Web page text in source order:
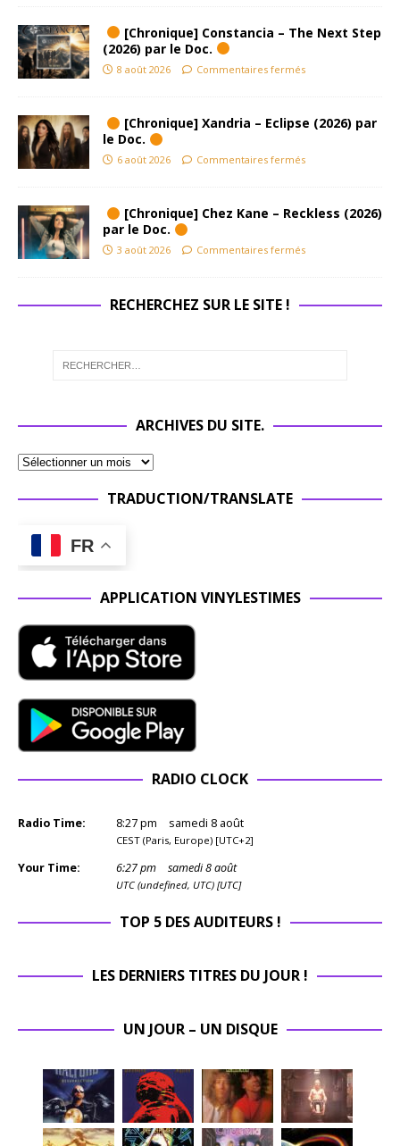
[Chronique] Constancia – The Next Step
(2026) par le Doc.
8 août 2026 Commentaires fermés
[Chronique] Xandria – Eclipse (2026) par
le Doc.
6 août 2026 Commentaires fermés
[Chronique] Chez Kane – Reckless (2026)
par le Doc.
3 août 2026 Commentaires fermés
RECHERCHEZ SUR LE SITE !
ARCHIVES DU SITE.
TRADUCTION/TRANSLATE
FR
APPLICATION VINYLESTIMES
RADIO CLOCK
Radio Time: 8:27pm samedi 8 août
CEST (Paris, Europe) [UTC+2]
Your Time: 6:27pm samedi 8 août
UTC (undefined, UTC) [UTC]
TOP 5 DES AUDITEURS !
LES DERNIERS TITRES DU JOUR !
UN JOUR – UN DISQUE